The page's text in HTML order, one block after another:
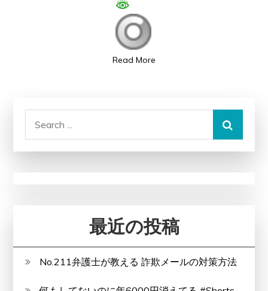
ゴ
ノ
に
基
た
Read More
最近の投稿
No.211弁護士が教える 詐欺メールの対策方法